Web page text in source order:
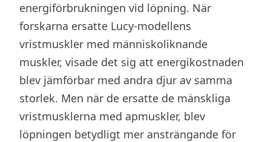
energiförbrukningen vid löpning. När
forskarna ersatte Lucy-modellens
vristmuskler med människoliknande
muskler, visade det sig att energikostnaden
blev jämförbar med andra djur av samma
storlek. Men när de ersatte de mänskliga
vristmusklerna med apmuskler, blev
löpningen betydligt mer ansträngande för